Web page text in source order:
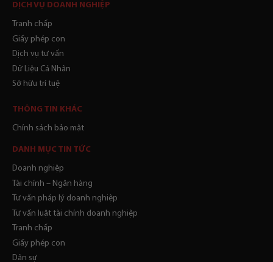
DỊCH VỤ DOANH NGHIỆP
Tranh chấp
Giấy phép con
Dịch vụ tư vấn
Dữ Liệu Cá Nhân
Sở hữu trí tuệ
THÔNG TIN KHÁC
Chính sách bảo mật
DANH MỤC TIN TỨC
Doanh nghiệp
Tài chính – Ngân hàng
Tư vấn pháp lý doanh nghiệp
Tư vấn luật tài chính doanh nghiệp
Tranh chấp
Giấy phép con
Dân sự